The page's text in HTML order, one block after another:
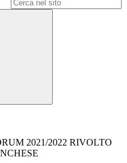
2021/2022 RIVOLTO